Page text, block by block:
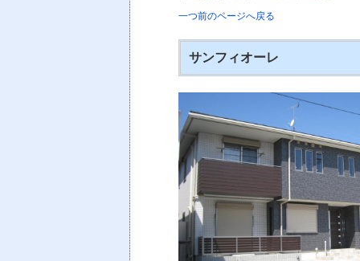
一つ前のページへ戻る
サンフィオーレ